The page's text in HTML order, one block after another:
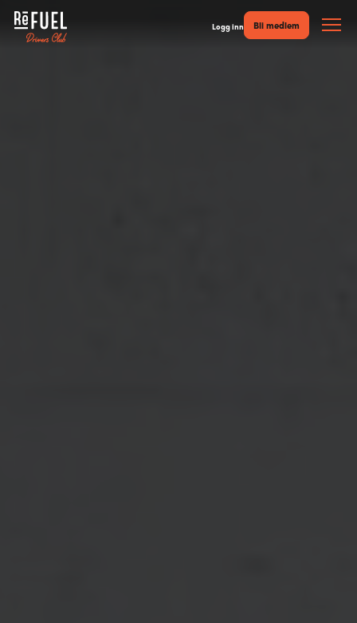
Logg inn Bli medlem